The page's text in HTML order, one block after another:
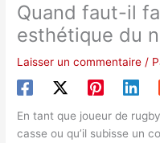
Quand faut-il
esthétique du
Laisser un commentaire /
En tant que joueur de
casse ou qu’il subisse un